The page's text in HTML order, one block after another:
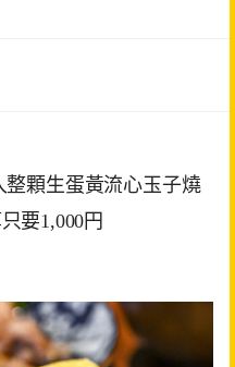
整顆生蛋黃流心玉子燒
要1,000円